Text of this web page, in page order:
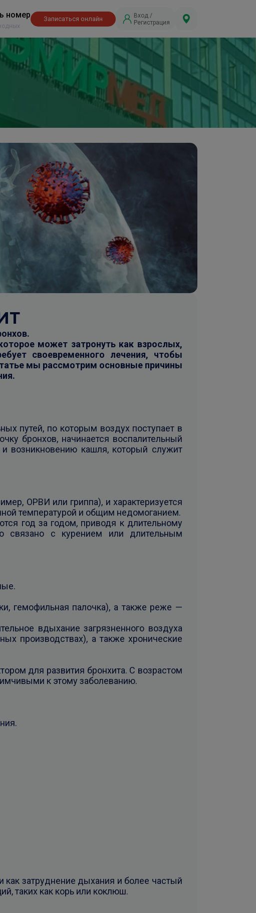
номер Записаться онлайн
Вход /
Регистрация
может затронуть как взрослых,
своевременного лечения, чтобы
мы рассмотрим основные причины
путей, по которым воздух поступает в
бронхов, начинается воспалительный
возникновению кашля, который служит
ОРВИ или гриппа), и характеризуется
температурой и общим недомоганием.
год за годом, приводя к длительному
связано с курением или длительным
гемофильная палочка), а также реже —
вдыхание загрязненного воздуха
производствах), а также хронические
для развития бронхита. С возрастом
к этому заболеванию.
затруднение дыхания и более частый
таких как корь или коклюш.